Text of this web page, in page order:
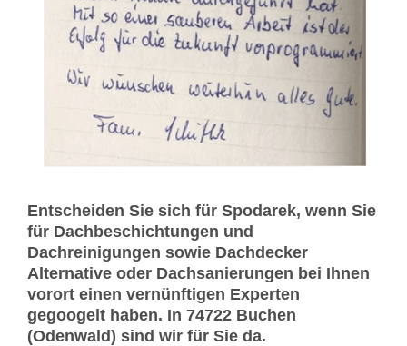
Entscheiden Sie sich für Spodarek, wenn Sie
für Dachbeschichtungen und
Dachreinigungen sowie Dachdecker
Alternative oder Dachsanierungen bei Ihnen
vorort einen vernünftigen Experten
gegoogelt haben. In 74722 Buchen
(Odenwald) sind wir für Sie da.